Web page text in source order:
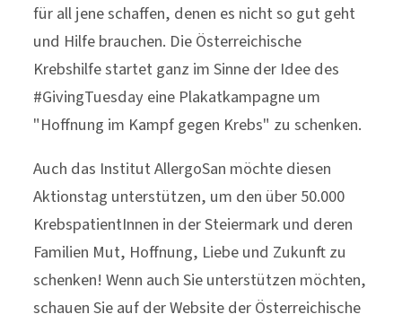
für all jene schaffen, denen es nicht so gut geht
und Hilfe brauchen. Die Österreichische
Krebshilfe startet ganz im Sinne der Idee des
#GivingTuesday eine Plakatkampagne um
"Hoffnung im Kampf gegen Krebs" zu schenken.
Auch das Institut AllergoSan möchte diesen
Aktionstag unterstützen, um den über 50.000
KrebspatientInnen in der Steiermark und deren
Familien Mut, Hoffnung, Liebe und Zukunft zu
schenken! Wenn auch Sie unterstützen möchten,
schauen Sie auf der Website der Österreichische